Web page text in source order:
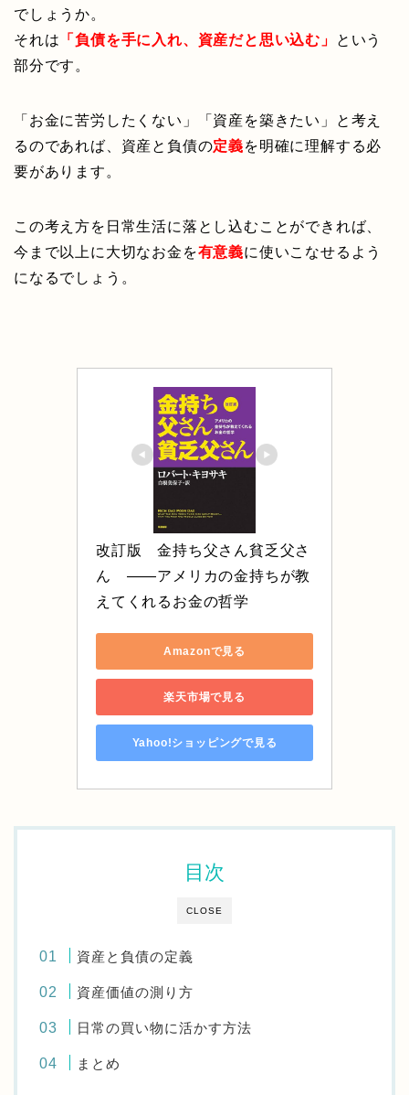
でしょうか。
それは 「負債を手に入れ、資産だと思い込む」
という
部分です。
「お金に苦労したくない」「資産を築きたい」と考え
るのであれば、資産と負債の定義を明確に理解する必
要があります。
この考え方を日常生活に落とし込むことができれば、
今まで以上に大切なお金を有意義に使いこなせるよう
になるでしょう。
改訂版　金持ち父さん貧乏父さ
ん　――アメリカの金持ちが教
えてくれるお金の哲学
Amazonで見る
楽天市場で見る
Yahoo!ショッピングで見る
CLOSE
目次
資産と負債の定義
資産価値の測り方
日常の買い物に活かす方法
まとめ